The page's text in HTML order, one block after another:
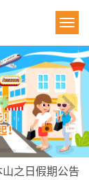
之日假期公告